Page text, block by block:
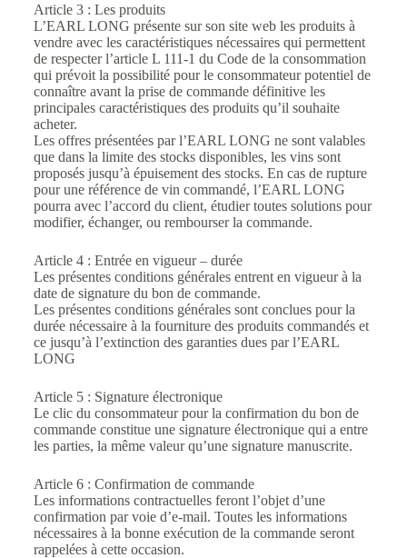
Article 3 : Les produits
L’EARL LONG présente sur son site web les produits à
vendre avec les caractéristiques nécessaires qui permettent
de respecter l’article L 111-1 du Code de la consommation
qui prévoit la possibilité pour le consommateur potentiel de
connaître avant la prise de commande définitive les
principales caractéristiques des produits qu’il souhaite
acheter.
Les offres présentées par l’EARL LONG ne sont valables
que dans la limite des stocks disponibles, les vins sont
proposés jusqu’à épuisement des stocks. En cas de rupture
pour une référence de vin commandé, l’EARL LONG
pourra avec l’accord du client, étudier toutes solutions pour
modifier, échanger, ou rembourser la commande.
Article 4 : Entrée en vigueur – durée
Les présentes conditions générales entrent en vigueur à la
date de signature du bon de commande.
Les présentes conditions générales sont conclues pour la
durée nécessaire à la fourniture des produits commandés et
ce jusqu’à l’extinction des garanties dues par l’EARL
LONG
Article 5 : Signature électronique
Le clic du consommateur pour la confirmation du bon de
commande constitue une signature électronique qui a entre
les parties, la même valeur qu’une signature manuscrite.
Article 6 : Confirmation de commande
Les informations contractuelles feront l’objet d’une
confirmation par voie d’e-mail. Toutes les informations
nécessaires à la bonne exécution de la commande seront
rappelées à cette occasion.